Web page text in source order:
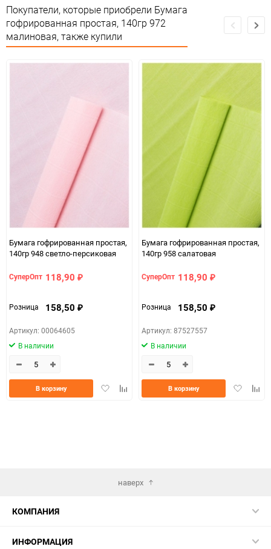
Срок годности Срок годности не ограничен
Страна изготовителя Италия
Не подлежит сертификации
Темп. хранения: -20 до +35 С .
Минимальное количество
Количество в коробке 50
Единица измерения шт
ЦветНоменклатуры
Покупатели, которые приобрели Бумага
гофрированная простая, 140гр 972
малиновая, также купили
Бумага гофрированная простая,
140гр 948 светло-персиковая
СуперОпт 118,90 ₽
Розница 158,50 ₽
Артикул: 00064605
В наличии
ДобавитьДобавить
В корзину
Бумага гофрированная простая,
140гр 958 салатовая
СуперОпт 118,90 ₽
Розница 158,50 ₽
Артикул: 87527557
В наличии
Добавить
В корзину
наверх
КОМПАНИЯ
ИНФОРМАЦИЯ